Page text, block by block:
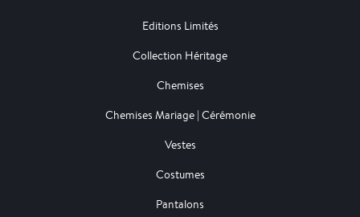
Editions Limités
Collection Héritage
Chemises
Chemises Mariage | Cérémonie
Vestes
Costumes
Pantalons